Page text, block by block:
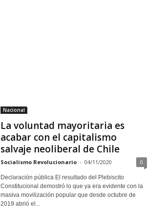
Nacional
La voluntad mayoritaria es
acabar con el capitalismo
salvaje neoliberal de Chile
Socialismo Revolucionario - 04/11/2020 0
Declaración pública El resultado del Plebiscito
Constitucional demostró lo que ya era evidente con la
masiva movilización popular que desde octubre de
2019 abrió el...